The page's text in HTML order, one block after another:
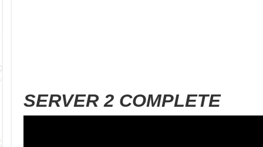
SERVER 2 COMPLETE